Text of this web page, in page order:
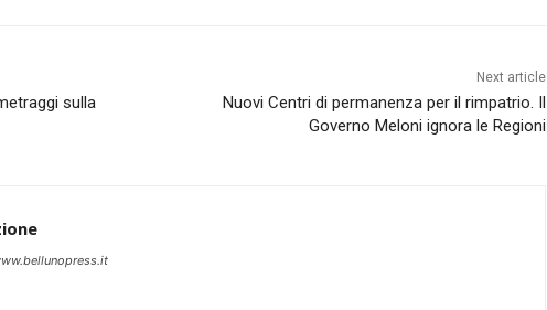
sulla
Next article
Nuovi Centri di permanenza per il rimpatrio. Il
Governo Meloni ignora le Regioni